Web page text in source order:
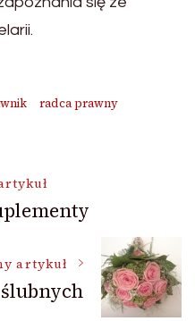
radca prawny
artykuł